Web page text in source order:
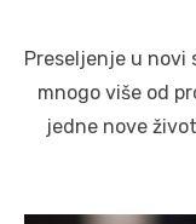
Preseljenje u novi
mnogo više od
jedne nove